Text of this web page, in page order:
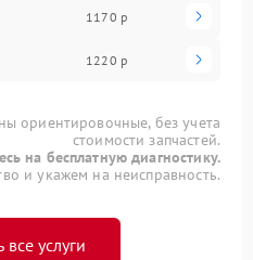
1170 р
1220 р
ориентировочные, без учета
стоимости запчастей.
на бесплатную диагностику.
и укажем на неисправность.
все услуги